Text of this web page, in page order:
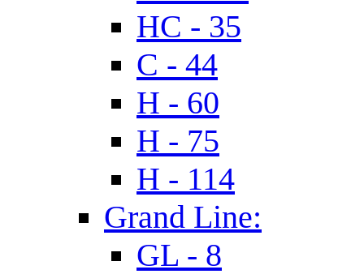
HC - 35
C - 44
H - 60
H - 75
H - 114
Grand Line:
GL - 8